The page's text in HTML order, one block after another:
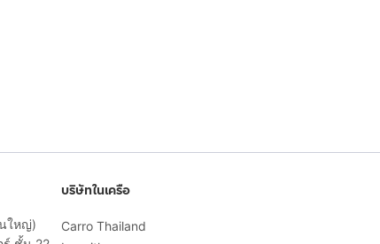
ใหญ่)
บริษัทในเครือ
Carro Thailand